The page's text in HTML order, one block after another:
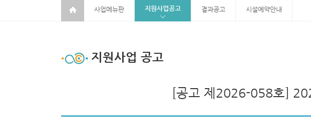
사업메뉴판 지원사업공고 결과공고 시설예약안내
지원사업 공고
[공고 제2026-058호]